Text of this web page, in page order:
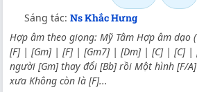
Sáng tác: Ns Khắc Hưng
Hợp âm theo giọng: Mỹ Tâm Hợp âm dạo
[F] | [Gm] | [F] | [Gm7] | [Dm] | [C] | [C] |
người [Gm] thay đổi [Bb] rồi Một hình [F/
xưa Không còn là [F]...